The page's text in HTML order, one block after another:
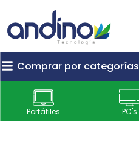
Comprar por categorías
Portátiles PC's